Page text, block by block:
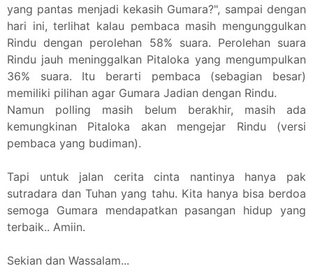
yang pantas menjadi kekasih Gumara?", sampai dengan
hari ini, terlihat kalau pembaca masih mengunggulkan
Rindu dengan perolehan 58% suara. Perolehan suara
Rindu jauh meninggalkan Pitaloka yang mengumpulkan
36% suara. Itu berarti pembaca (sebagian besar)
memiliki pilihan agar Gumara Jadian dengan Rindu.
Namun polling masih belum berakhir, masih ada
kemungkinan Pitaloka akan mengejar Rindu (versi
pembaca yang budiman).
Tapi untuk jalan cerita cinta nantinya hanya pak
sutradara dan Tuhan yang tahu. Kita hanya bisa berdoa
semoga Gumara mendapatkan pasangan hidup yang
terbaik.. Amiin.
Sekian dan Wassalam...